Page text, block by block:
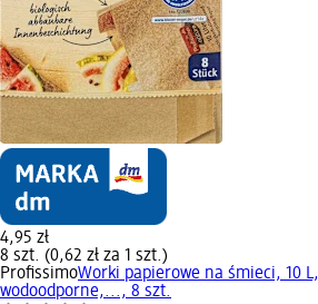
4,95 zł
8 szt. (0,62 zł za 1 szt.)
ProfissimoWorki papierowe na śmieci, 10 L,
wodoodporne,..., 8 szt.